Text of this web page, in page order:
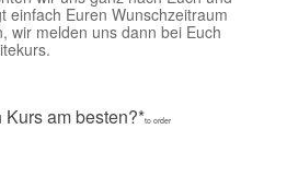
einfach Euren Wunschzeitraum
wir melden uns dann bei Euch
am besten?*to order